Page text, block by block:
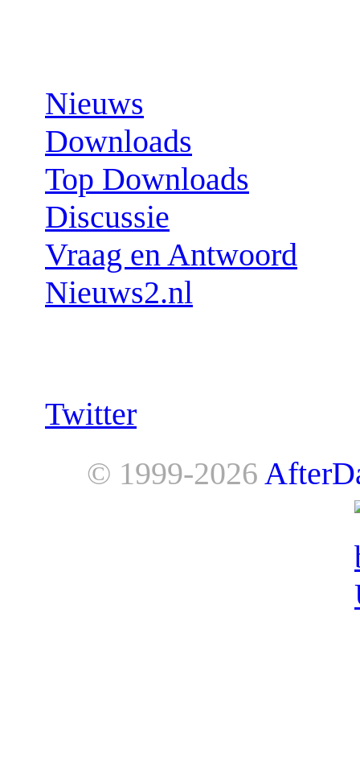
Nieuws
Downloads
Top Downloads
Discussie
Vraag en Antwoord
Nieuws2.nl
Twitter
© 1999-2026